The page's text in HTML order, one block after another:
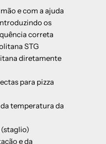
e com a ajuda
os
correta
STG
diretamente
para pizza
temperatura da
(staglio)
e da